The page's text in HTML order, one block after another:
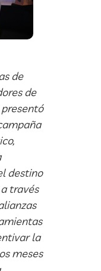
de
de
destino
través
la
meses